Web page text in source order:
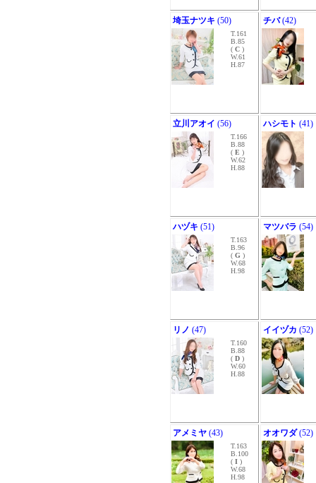
埼玉ナツキ (50)
T.161
B.85
( C )
W.61
H.87
チバ(42)
立川アオイ (56)
T.166
B.88
( E )
W.62
H.88
ハシモト (41)
ハヅキ (51)
T.163
B.96
( G )
W.68
H.98
マツバラ (54)
リノ (47)
T.160
B.88
( D )
W.60
H.88
イイヅカ (52)
アメミヤ (43)
T.163
B.100
( I )
W.68
H.98
オオワダ(52)